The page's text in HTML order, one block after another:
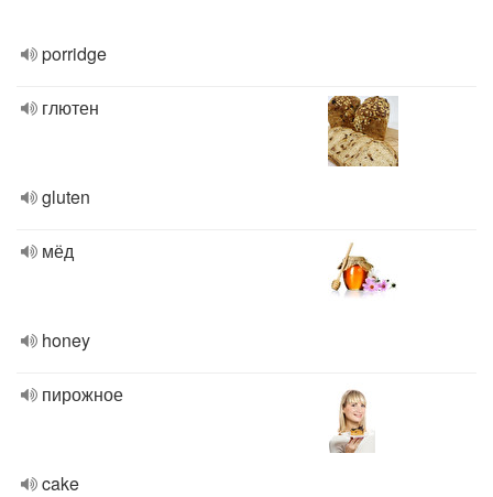
porridge
глютен
gluten
мёд
honey
пирожное
cake